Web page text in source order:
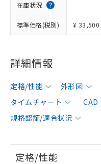
在庫状況
標準価格(税別) ¥ 33,500
詳細情報
定格/性能 外形図
タイムチャート
CAD
規格認証/適合状況
定格/性能